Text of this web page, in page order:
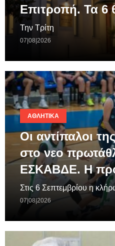
Επιτροπή. Τα 6
Την Τρίτη
07|08|2026
ΑΘΛΗΤΙΚΆ
Οι αντίπαλοι
στο νεο
ΕΣΚΑΒΔΕ. Η
Στις 6 Σεπτεμβρίου η
07|08|2026